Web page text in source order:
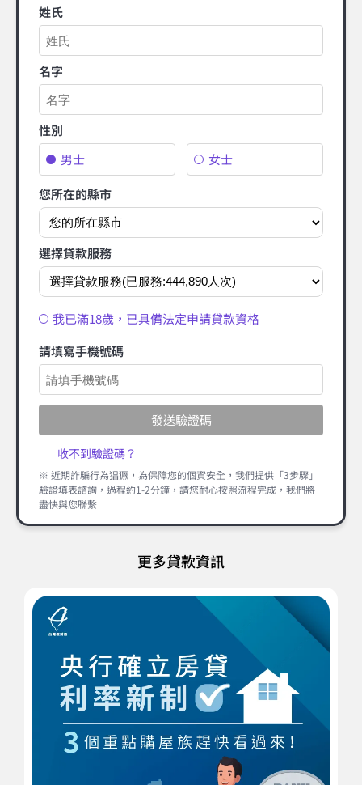
姓氏
名字
性別
男士
女士
您所在的縣市
選擇貸款服務
我已滿18歲，已具備法定申請貸款資格
請填寫手機號碼
發送驗證碼
收不到驗證碼？
※ 近期詐騙行為猖獗，為保障您的個資安全，我們提供「3步驟」
驗證填表諮詢，過程約1-2分鐘，請您耐心按照流程完成，我們將
盡快與您聯繫
更多貸款資訊